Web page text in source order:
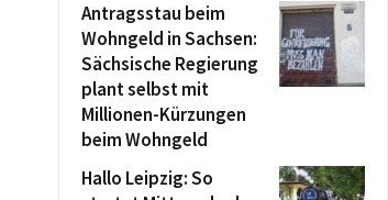
Antragsstau beim
Wohngeld in Sachsen:
Sächsische Regierung
plant selbst mit
Millionen-Kürzungen
beim Wohngeld
Hallo Leipzig: So